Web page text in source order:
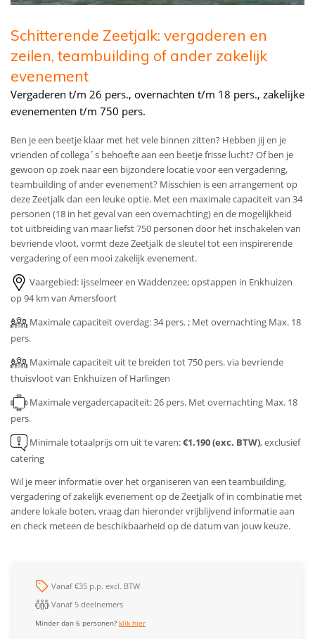
Schitterende Zeetjalk: vergaderen en
zeilen, teambuilding of ander zakelijk
evenement
Vergaderen t/m 26 pers., overnachten t/m 18 pers., zakelijke
evenementen t/m 750 pers.
Ben je een beetje klaar met het vele binnen zitten? Hebben jij en je
vrienden of collega´s behoefte aan een beetje frisse lucht? Of ben je
gewoon op zoek naar een bijzondere locatie voor een vergadering,
teambuilding of ander evenement? Misschien is een arrangement op
deze Zeetjalk dan een leuke optie. Met een maximale capaciteit van 34
personen (18 in het geval van een overnachting) en de mogelijkheid
tot uitbreiding van maar liefst 750 personen door het inschakelen van
bevriende vloot, vormt deze Zeetjalk de sleutel tot een inspirerende
vergadering of een mooi zakelijk evenement.
Vaargebied: Ijsselmeer en Waddenzee; opstappen in Enkhuizen
op 94 km van Amersfoort
Maximale capaciteit overdag: 34 pers. ; Met overnachting Max. 18
pers.
Maximale capaciteit uit te breiden tot 750 pers. via bevriende
thuisvloot van Enkhuizen of Harlingen
Maximale vergadercapaciteit: 26 pers. Met overnachting Max. 18
pers.
Minimale totaalprijs om uit te varen:€1.190 (exc. BTW), exclusief
catering
Wil je meer informatie over het organiseren van een teambuilding,
vergadering of zakelijk evenement op de Zeetjalk of in combinatie met
andere lokale boten, vraag dan hieronder vrijblijvend informatie aan
en check meteen de beschikbaarheid op de datum van jouw keuze.
Vanaf €35 p.p. excl. BTW
Vanaf 5 deelnemers
Minder dan 6 personen?klik hier